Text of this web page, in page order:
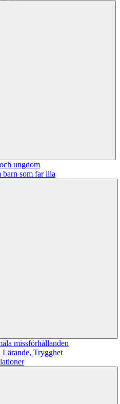
ungdom
barn som far illa
missförhållanden
Trygghet